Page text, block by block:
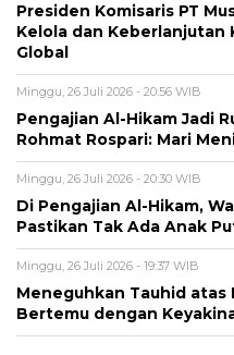
Presiden Komisaris PT
Kelola dan Keberlanjutan
Global
Minggu, 26 Juli 2026 - 20:56 WIB
Pengajian Al-Hikam Jadi
Rohmat Rospari: Mari
Minggu, 26 Juli 2026 - 20:30 WIB
Di Pengajian Al-Hikam,
Pastikan Tak Ada Anak
Minggu, 26 Juli 2026 - 19:37 WIB
Meneguhkan Tauhid
Bertemu dengan